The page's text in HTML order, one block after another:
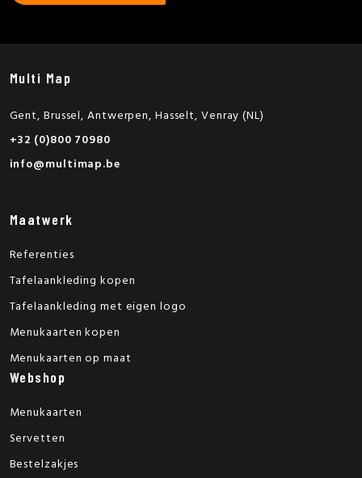
Multi Map
Gent, Brussel, Antwerpen, Hasselt, Venray (NL)
+32 (0)800 70980
info@multimap.be
Maatwerk
Referenties
Tafelaankleding kopen
Tafelaankleding met eigen logo
Menukaarten kopen
Menukaarten op maat
Webshop
Menukaarten
Servetten
Bestelzakjes